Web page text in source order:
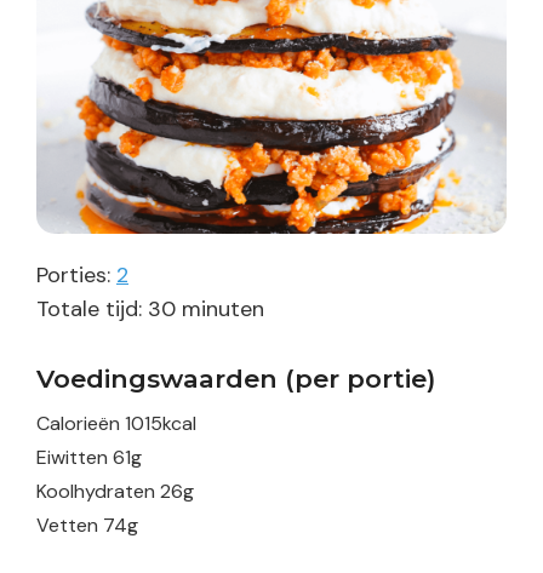
Porties: 2
Totale tijd: 30minuten
minuten
Voedingswaarden (per portie)
Calorieën 1015kcal
Eiwitten 61g
Koolhydraten 26g
Vetten 74g